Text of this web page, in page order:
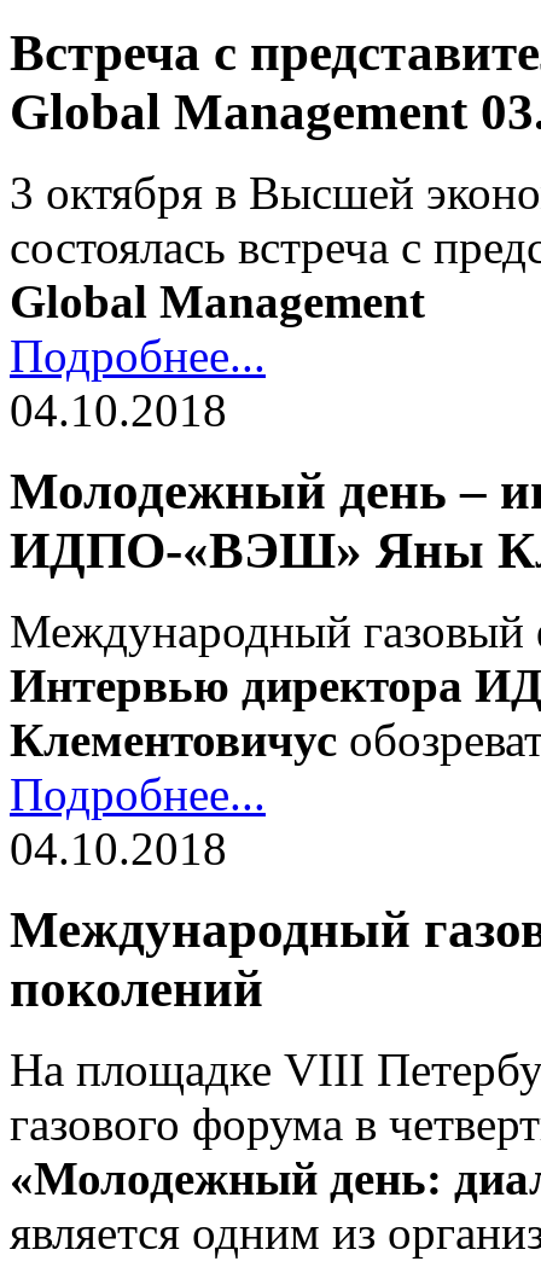
Встреча с
Global Management
3 октября в Высшей
состоялась встреча с
Global Management
Подробнее...
04.10.2018
Молодежный день –
ИДПО-«ВЭШ» Яны
Международный газовый
Интервью директора
Клементовичус
Подробнее...
04.10.2018
Международный
поколений
На площадке VIII
газового форума в
«Молодежный день:
является одним из